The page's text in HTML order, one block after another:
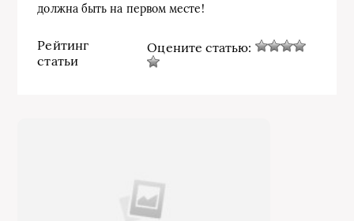
должна быть на первом месте!
Рейтинг
статьи
Оцените статью: